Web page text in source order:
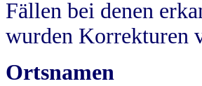
Fällen bei denen
wurden Korrekturen
Ortsnamen